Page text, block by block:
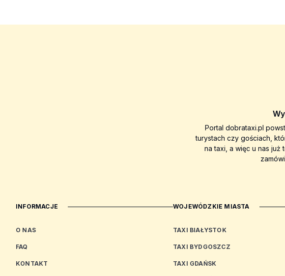
Portal dobrataxi.pl
turystach czy gościach,
na taxi, a więc u nas
INFORMACJE
O NAS
FAQ
KONTAKT
WOJEWÓDZKIE MIASTA
TAXI BIAŁYSTOK
TAXI BYDGOSZCZ
TAXI GDAŃSK